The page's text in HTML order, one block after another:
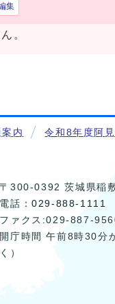
集
。
内 令和8年度阿
〒300-0392 茨城県稲
電話：029-888-1111
ファクス:029-887-
開庁時間 午前8時30分
く）